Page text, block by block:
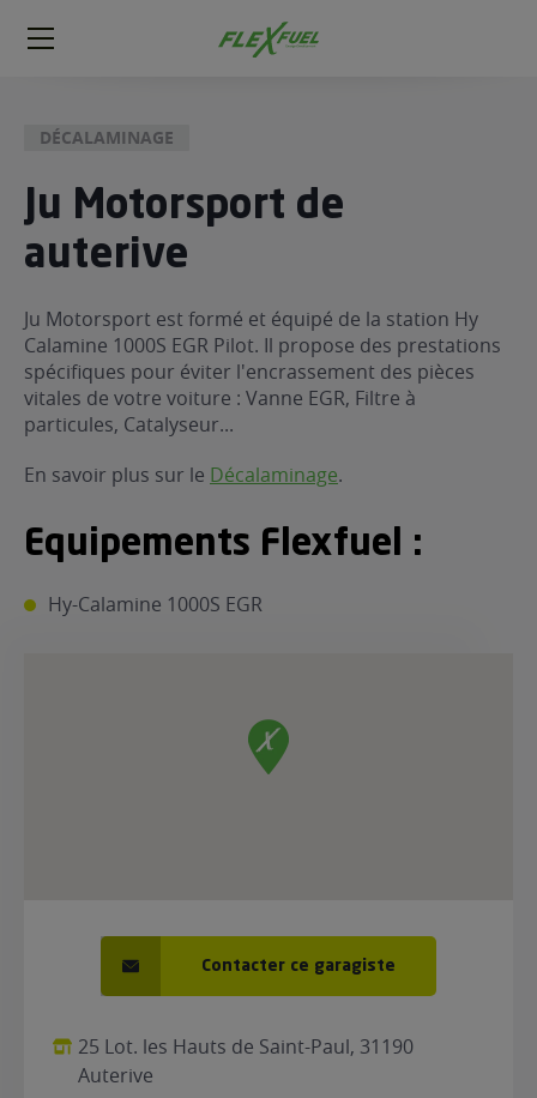
FlexFuel
Méga
?
du carburant avec
le Superéthanol
garagiste
DÉCALAMINAGE
Ju Motorsport de
auterive
Ju Motorsport est formé et équipé de la station Hy
Calamine 1000S EGR Pilot. Il propose des prestations
spécifiques pour éviter l'encrassement des pièces
vitales de votre voiture : Vanne EGR, Filtre à
particules, Catalyseur...
En savoir plus sur le Décalaminage.
Equipements Flexfuel :
Hy-Calamine 1000S EGR
Contacter ce garagiste
25 Lot. les Hauts de Saint-Paul, 31190
Auterive